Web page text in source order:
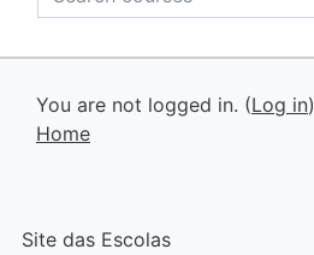
You are not logged in. (Log in)
Home
Site das Escolas